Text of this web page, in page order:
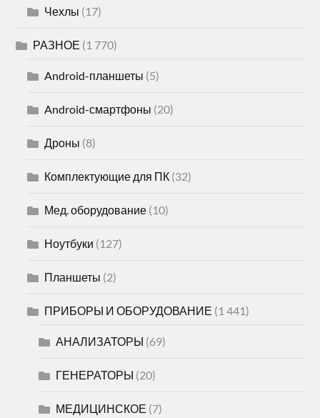
Чехлы (17)
РАЗНОЕ (1 770)
Android-планшеты (5)
Android-смартфоны (20)
Дроны (8)
Комплектующие для ПК (32)
Мед. оборудование (10)
Ноутбуки (127)
Планшеты (2)
ПРИБОРЫ И ОБОРУДОВАНИЕ (1 441)
АНАЛИЗАТОРЫ (69)
ГЕНЕРАТОРЫ (20)
МЕДИЦИНСКОЕ (7)